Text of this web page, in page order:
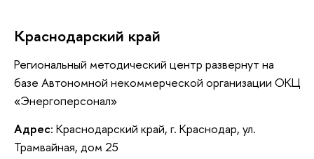
Краснодарский край
Региональный методический центр развернут на
базе Автономной некоммерческой организации ОКЦ
«Энергоперсонал»
Адрес: Краснодарский край, г. Краснодар, ул.
Трамвайная, дом 25